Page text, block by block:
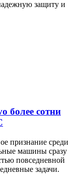
защиту и
более сотни
признание среди
машины сразу
повседневной
задачи.